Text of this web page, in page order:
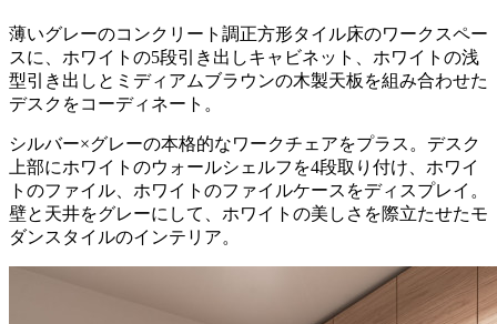
薄いグレーのコンクリート調正方形タイル床のワークスペー
スに、ホワイトの5段引き出しキャビネット、ホワイトの浅
型引き出しとミディアムブラウンの木製天板を組み合わせた
デスクをコーディネート。
シルバー×グレーの本格的なワークチェアをプラス。デスク
上部にホワイトのウォールシェルフを4段取り付け、ホワイ
トのファイル、ホワイトのファイルケースをディスプレイ。
壁と天井をグレーにして、ホワイトの美しさを際立たせたモ
ダンスタイルのインテリア。